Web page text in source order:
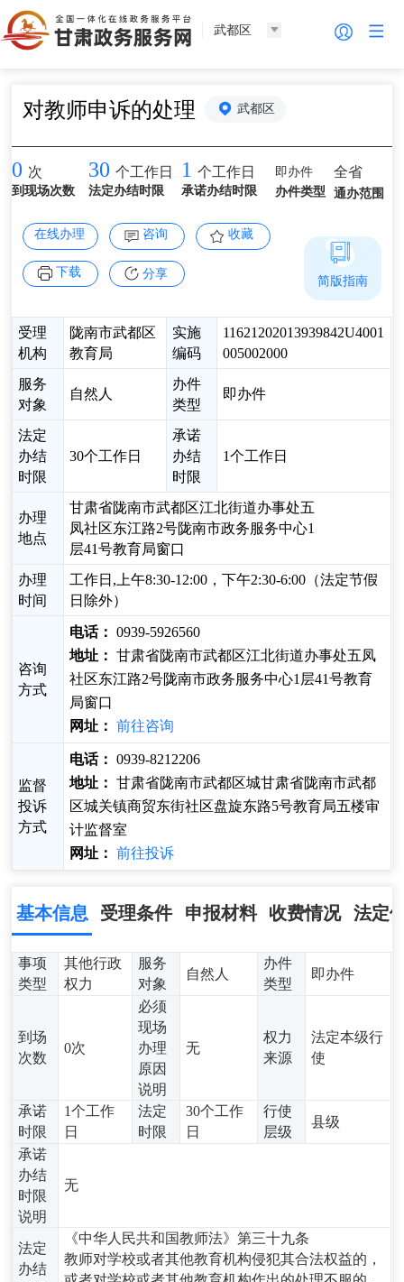
武都区
对教师申诉的处理 武都区
0 次
到现场次数
30 个工作日
法定办结时限
1 个工作日
承诺办结时限
即办件
办件类型
全省
通办范围
在线办理 咨询 收藏
下载 分享
受理
机构
陇南市武都区
教育局
实施
编码
11621202013939842U4001
005002000
服务
对象
自然人
办件
类型
即办件
法定
办结
时限
30个工作日
承诺
办结
时限
1个工作日
办理
地点
甘肃省陇南市武都区江北街道办事处五
凤社区东江路2号陇南市政务服务中心1
层41号教育局窗口
办理
时间
工作日,上午8:30-12:00，下午2:30-6:00（法定节假
日除外）
咨询
方式
电话： 0939-5926560
地址： 甘肃省陇南市武都区江北街道办事处五凤
社区东江路2号陇南市政务服务中心1层41号教育
局窗口
网址： 前往咨询
监督
投诉
方式
电话： 0939-8212206
地址： 甘肃省陇南市武都区城甘肃省陇南市武都
区城关镇商贸东街社区盘旋东路5号教育局五楼审
计监督室
网址： 前往投诉
简版指南
基本信息 受理条件 申报材料 收费情况 法定
事项
类型
其他行政
权力
服务
对象
自然人
办件
类型
即办件
到场
次数
0次
必须
现场
办理
原因
说明
无
权力
来源
法定本级行
使
承诺
时限
1个工作
日
法定
时限
30个工作
日
行使
层级
县级
承诺
办结
时限
说明
无
法定
办结
《中华人民共和国教师法》第三十九条
教师对学校或者其他教育机构侵犯其合法权益的，